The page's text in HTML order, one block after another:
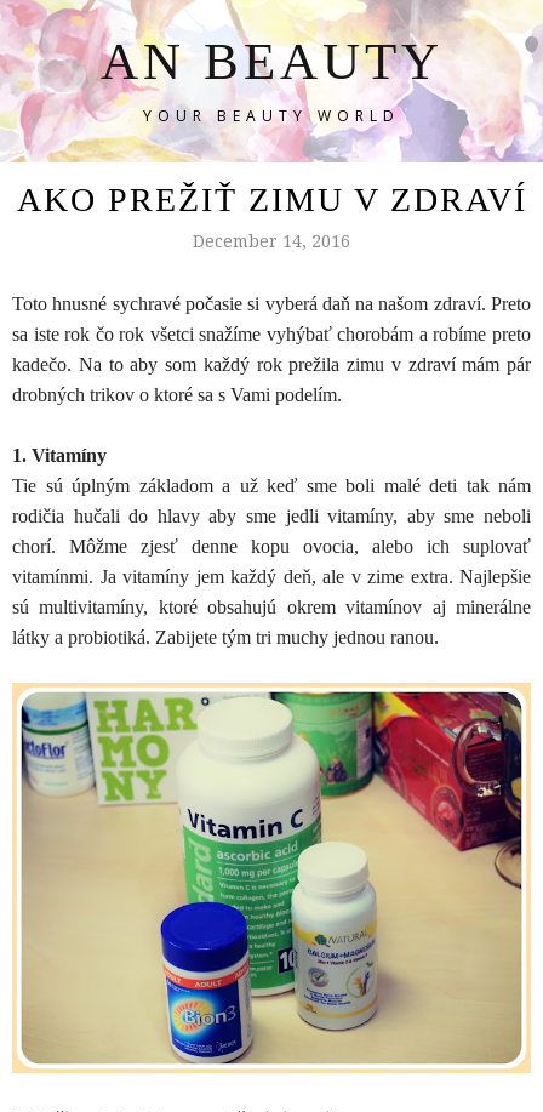
AN BEAUTY
YOUR BEAUTY WORLD
AKO PREŽIŤ ZIMU V ZDRAVÍ
December 14, 2016
Toto hnusné sychravé počasie si vyberá daň na našom zdraví. Preto
sa iste rok čo rok všetci snažíme vyhýbať chorobám a robíme preto
kadečo. Na to aby som každý rok prežila zimu v zdraví mám pár
drobných trikov o ktoré sa s Vami podelím.
1. Vitamíny
Tie sú úplným základom a už keď sme boli malé deti tak nám
rodičia hučali do hlavy aby sme jedli vitamíny, aby sme neboli
chorí. Môžme zjesť denne kopu ovocia, alebo ich suplovať
vitamínmi. Ja vitamíny jem každý deň, ale v zime extra. Najlepšie
sú multivitamíny, ktoré obsahujú okrem vitamínov aj minerálne
látky a probiotiká. Zabijete tým tri muchy jednou ranou.